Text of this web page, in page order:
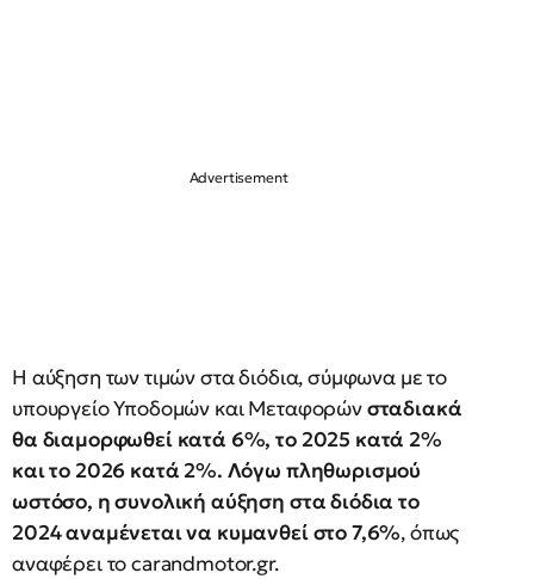
Η αύξηση των τιμών στα διόδια, σύμφωνα με το
υπουργείο Υποδομών και Μεταφορώνσταδιακά
θα διαμορφωθεί κατά 6%, το 2025 κατά 2%
και το 2026 κατά 2%. Λόγω πληθωρισμού
ωστόσο, η συνολική αύξηση στα διόδια το
2024 αναμένεται να κυμανθεί στο 7,6%, όπως
αναφέρει το carandmotor.gr.